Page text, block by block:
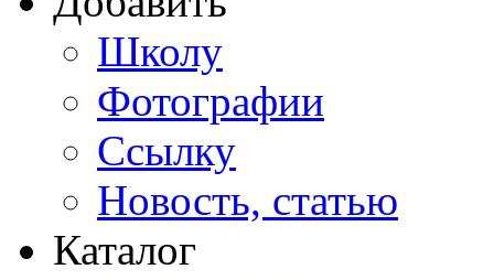
Школу
Фотографии
Ссылку
Новость, статью
Каталог